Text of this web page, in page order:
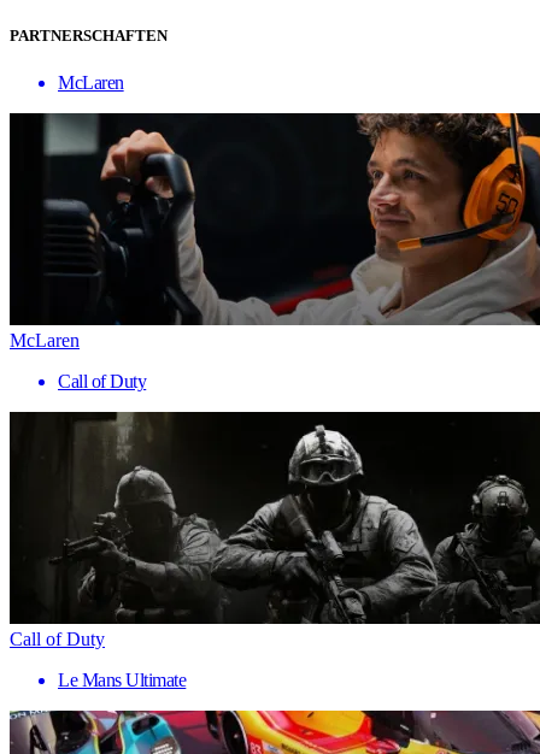
PARTNERSCHAFTEN
McLaren
McLaren
Call of Duty
Call of Duty
Le Mans Ultimate